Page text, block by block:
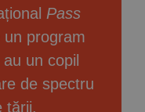
Pass
un program
un copil
de spectru
țării.